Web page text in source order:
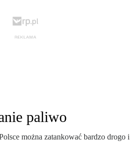
paliwo
można zatankować bardzo drogo i